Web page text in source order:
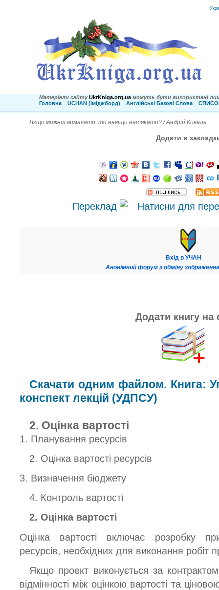
Матеріали сайту UkrKniga.org.ua можуть бути використані
Головна
UCHAN (іміджборд) Англійські Базові Слова
Якщо можеш вимагати, то навіщо натякати? / Андрій Коваль
Додати в
Переклад
Вхід в УЧАН
Анонімний форум з обміну
Додати книгу на
Скачати одним файлом. Книга:
конспект лекцій (УДПСУ)
2. Оцінка вартості
1. Планування ресурсів
2. Оцінка вартості ресурсів
3. Визначення бюджету
4. Контроль вартості
2. Оцінка вартості
Оцінка вартості включає розробку
ресурсів, необхідних для виконання робіт
Якщо проект виконується за
відмінності між оцінкою вартості та